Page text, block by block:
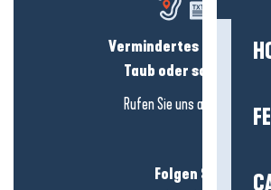
Vermindertes
Taub oder schwerhörig?
Rufen Sie uns an in
hier
Folgen Sie uns!